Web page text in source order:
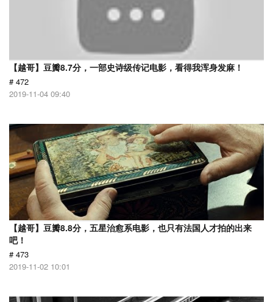
【越哥】豆瓣8.7分，一部史诗级传记电影，看得我浑身发麻！
# 472
2019-11-04 09:40
【越哥】豆瓣8.8分，五星治愈系电影，也只有法国人才拍的出来
吧！
# 473
2019-11-02 10:01